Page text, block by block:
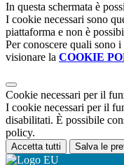
In questa schermata è
I cookie necessari sono
piattaforma e non è
Per conoscere quali sono
visionare la COOKIE
Cookie necessari per il
I cookie necessari per il
disabilitati. È possibile
policy.
Accetta tutti Salva le